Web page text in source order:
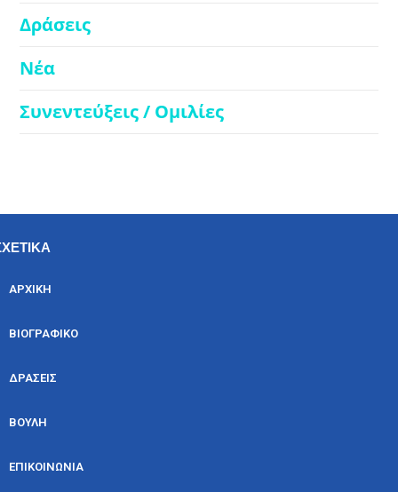
Δράσεις
Νέα
Συνεντεύξεις / Ομιλίες
ΑΡΧΙΚΗ
ΒΙΟΓΡΑΦΙΚΟ
ΔΡΑΣΕΙΣ
ΒΟΥΛΗ
ΕΠΙΚΟΙΝΩΝΙΑ